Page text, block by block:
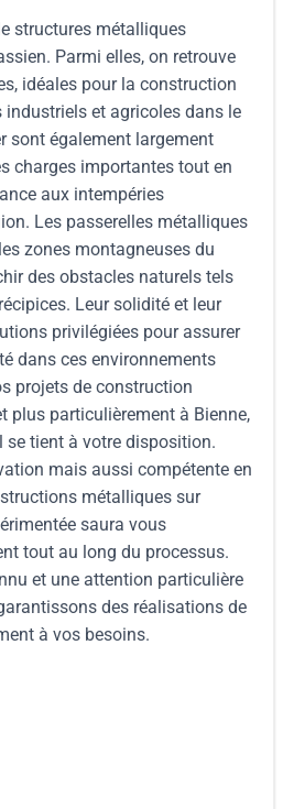
structures métalliques
Parmi elles, on retrouve
idéales pour la construction
industriels et agricoles dans le
sont également largement
charges importantes tout en
aux intempéries
Les passerelles métalliques
zones montagneuses du
des obstacles naturels tels
Leur solidité et leur
privilégiées pour assurer
dans ces environnements
projets de construction
plus particulièrement à Bienne,
se tient à votre disposition.
mais aussi compétente en
métalliques sur
saura vous
tout au long du processus.
et une attention particulière
des réalisations de
à vos besoins.